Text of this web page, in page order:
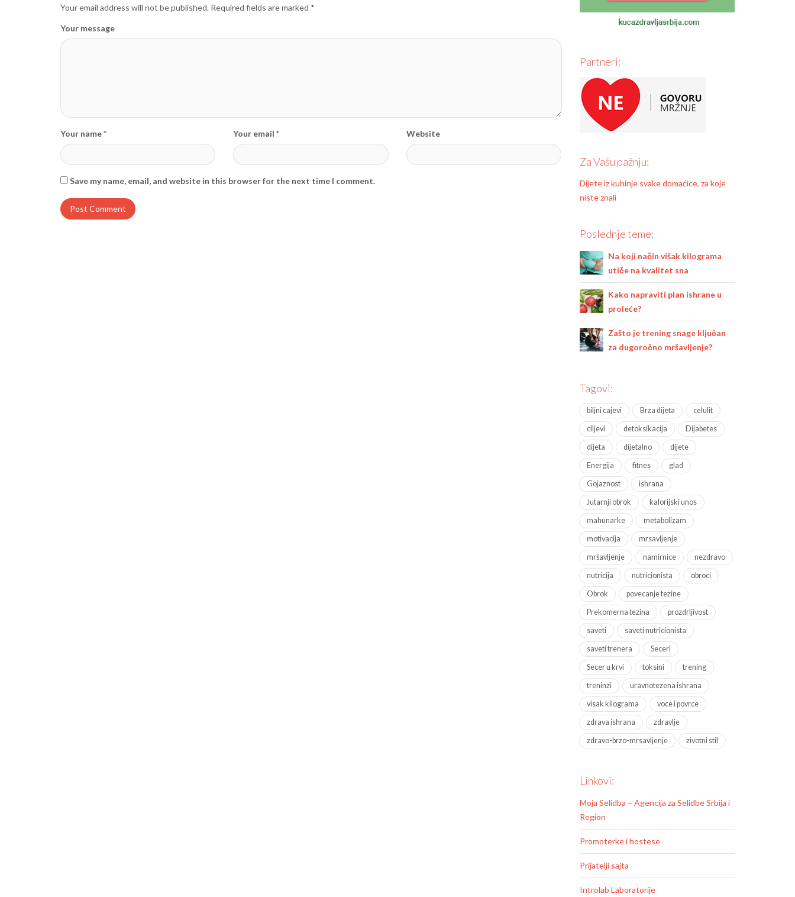
Your email address will not be published. Required fields are marked *
Your message
Your name * Your email * Website
Save my name, email, and website in this browser for the next time I comment.
Partneri:
Za Vašu pažnju:
Dijete iz kuhinje svake domaćice, za koje
niste znali
Poslednje teme:
Na koji način višak kilograma
utiče na kvalitet sna
Kako napraviti plan ishrane u
proleće?
Zašto je trening snage ključan
za dugoročno mršavljenje?
Tagovi:
biljni cajevi Brza dijeta celulit
ciljevi detoksikacija Dijabetes
dijeta dijetalno dijete
Energija fitnes glad
Gojaznost ishrana
Jutarnji obrok kalorijski unos
mahunarke metabolizam
motivacija mrsavljenje
mršavljenje namirnice nezdravo
nutricija nutricionista obroci
Obrok povecanje tezine
Prekomerna tezina prozdrljivost
saveti saveti nutricionista
saveti trenera Seceri
Secer u krvi toksini trening
treninzi uravnotezena ishrana
visak kilograma voce i povrce
zdrava ishrana zdravlje
zdravo-brzo-mrsavljenje zivotni stil
Linkovi:
Moja Selidba – Agencija za Selidbe Srbija i
Region
Promoterke i hostese
Prijatelji sajta
Introlab Laboratorije